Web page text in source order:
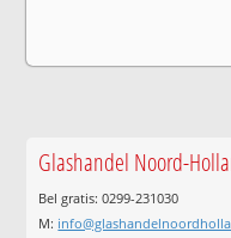
Glashandel Noord-
Bel gratis: 0299-231030
M: